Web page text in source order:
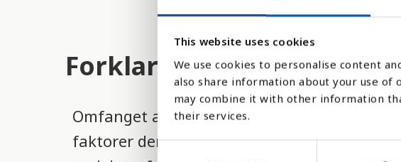
This website uses cookies
We use cookies to personalise content
also share information about your use of
may combine it with other information
their services.
C
Forklaring
Omfanget af mennesker der lever i slum er
faktorer der indgår i indikatoren.